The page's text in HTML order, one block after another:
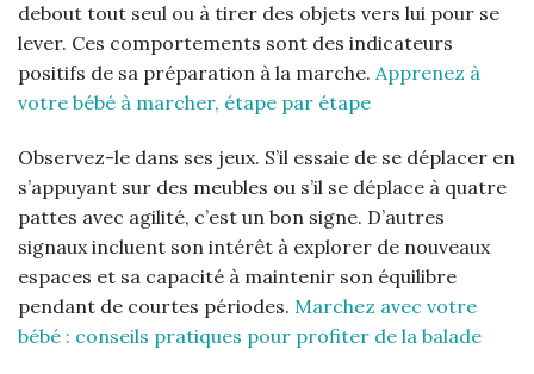
debout tout seul ou à tirer des objets vers lui pour se
lever. Ces comportements sont des indicateurs
positifs de sa préparation à la marche. Apprenez à
votre bébé à marcher, étape par étape
Observez-le dans ses jeux. S’il essaie de se déplacer en
s’appuyant sur des meubles ou s’il se déplace à quatre
pattes avec agilité, c’est un bon signe. D’autres
signaux incluent son intérêt à explorer de nouveaux
espaces et sa capacité à maintenir son équilibre
pendant de courtes périodes. Marchez avec votre
bébé : conseils pratiques pour profiter de la balade